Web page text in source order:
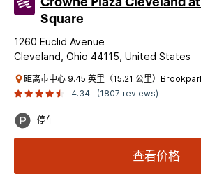
Square
1260 Euclid Avenue
Cleveland, Ohio 44115, United States
距离市中心 9.45 英里（15.21 公里）
4.34
(1807 reviews)
停车
查看价格